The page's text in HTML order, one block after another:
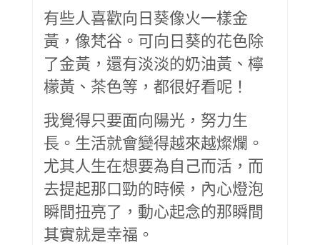
有些人喜歡向日葵像火一樣金
黃，像梵谷。可向日葵的花色除
了金黃，還有淡淡的奶油黃、檸
檬黃、茶色等，都很好看呢！
我覺得只要面向陽光，努力生
長。生活就會變得越來越燦爛。
尤其人生在想要為自己而活，而
去提起那口勁的時候，內心燈泡
瞬間扭亮了，動心起念的那瞬間
其實就是幸福。